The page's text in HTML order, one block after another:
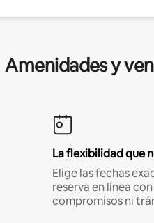
Amenidades y
La flexibilidad que
Elige las fechas
reserva en línea
compromisos ni